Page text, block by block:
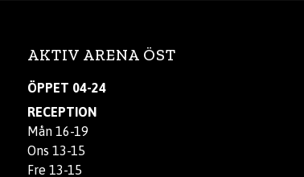
AKTIV ARENA ÖST
ÖPPET 04-24
RECEPTION
Mån 16-19
Ons 13-15
Fre 13-15